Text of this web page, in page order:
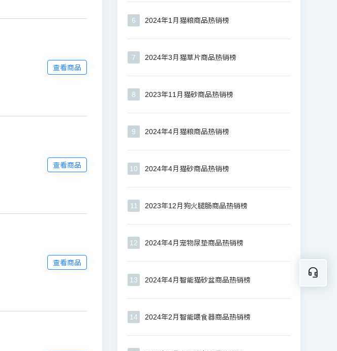
查看商品
查看商品
查看商品
6 2024年1月猫粮商品热销榜
7 2024年3月猫草片商品热销榜
8 2023年11月猫砂商品热销榜
9 2024年4月猫粮商品热销榜
10 2024年4月猫砂商品热销榜
11 2023年12月狗火腿肠商品热销榜
12 2024年4月宠物尿垫商品热销榜
13 2024年4月智能猫砂盆商品热销榜
14 2024年2月智能喂食器商品热销榜